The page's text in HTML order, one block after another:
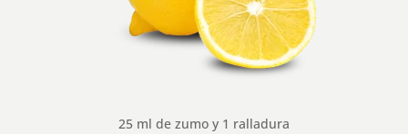
25 ml de zumo y 1 ralladura